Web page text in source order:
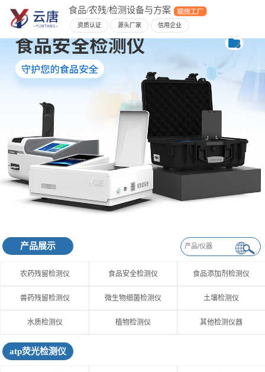
食品/农残/检测设备与方案
资质认证 源头厂家 信用企业
产品展示
农药残留检测仪 食品安全检测仪 食品添加剂检测仪
兽药残留检测仪 微生物细菌检测仪 土壤检测仪
水质检测仪 植物检测仪 其他检测仪器
atp荧光检测仪